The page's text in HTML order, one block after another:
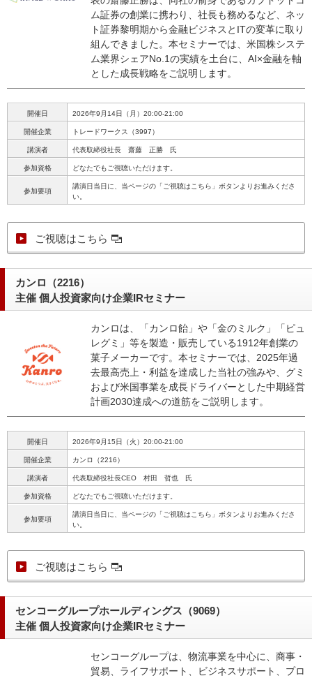
ム証券の創業に携わり、社長も務めるなど、ネッ
ト証券黎明期から金融ビジネスとITの変革に取り
組んできました。本セミナーでは、米国株システ
ム業界シェアNo.1の実績を土台に、AI×金融を軸
とした成長戦略をご説明します。
開催日 2026年9月14日（月）20:00-21:00
開催企業 トレードワークス（3997）
講演者 代表取締役社長 齋藤 正勝 氏
参加資格 どなたでもご視聴いただけます。
参加要項
講演日当日に、当ページの「ご視聴はこちら」ボタンよりお進みくださ
い。
ご視聴はこちら
カンロ（2216）
主催 個人投資家向け企業IRセミナー
カンロは、「カンロ飴」や「金のミルク」「ピュ
レグミ」等を製造・販売している1912年創業の
菓子メーカーです。本セミナーでは、2025年過
去最高売上・利益を達成した当社の強みや、グミ
および米国事業を成長ドライバーとした中期経営
計画2030達成への道筋をご説明します。
開催日 2026年9月15日（火）20:00-21:00
開催企業 カンロ（2216）
講演者 代表取締役社長CEO 村田 哲也 氏
参加資格 どなたでもご視聴いただけます。
参加要項
講演日当日に、当ページの「ご視聴はこちら」ボタンよりお進みくださ
い。
ご視聴はこちら
センコーグループホールディングス（9069）
主催 個人投資家向け企業IRセミナー
センコーグループは、物流事業を中心に、商事・
貿易、ライフサポート、ビジネスサポート、プロ